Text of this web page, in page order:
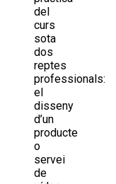
del
curs
sota
dos
reptes
professionals:
el
disseny
d’un
producte
o
servei
de